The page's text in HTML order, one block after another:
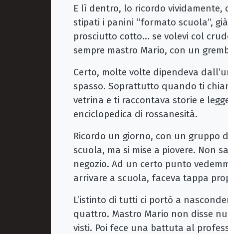
E lì dentro, lo ricordo
stipati i panini “formato scuola”,
prosciutto cotto… se volevi col
sempre mastro Mario, con un
Certo, molte volte dipendeva
spasso. Soprattutto quando ti
vetrina e ti raccontava storie e
enciclopedica di rossanesità.
Ricordo un giorno, con un gruppo
scuola, ma si mise a piovere. Non
negozio. Ad un certo punto
arrivare a scuola, faceva tappa
L’istinto di tutti ci portò a
quattro. Mastro Mario non disse
visti. Poi fece una battuta al